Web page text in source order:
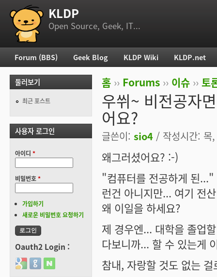
부 메뉴 KLDP
Open Source, Geek, IT...
현재 위치
홈 ›› Forums ›› 이슈 ›› 토
우쒸~ 비전공자
어요?
글쓴이: sio4 / 작성시간:
왜그러셨어요? :-)
"컴퓨터를 전공하게 된
런건 아니지만... 여기 전
왜 이일을 하세요?
제 경우엔... 대학을 졸업
다보니까... 할 수 있는게
참내, 자랑할 것도 없는
주 메뉴
Forum (BBS) Geek Blog KLDP Wiki KLDP.net
둘러보기
최근 포스트
사용자 로그인
아이디 *
비밀번호*
가입하기
새로운 비밀번호 요청하기
Oauth2 Login :
Login with Google
Login with GitHub
Login with Naver